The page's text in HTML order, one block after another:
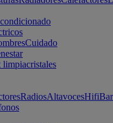
Cuidado
limpiacristales
RadiosAltavocesHifi